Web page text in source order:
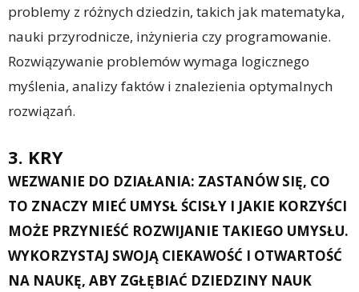
problemy z różnych dziedzin, takich jak matematyka,
nauki przyrodnicze, inżynieria czy programowanie.
Rozwiązywanie problemów wymaga logicznego
myślenia, analizy faktów i znalezienia optymalnych
rozwiązań.
3. KRY
WEZWANIE DO DZIAŁANIA: ZASTANÓW SIĘ, CO
TO ZNACZY MIEĆ UMYSŁ ŚCISŁY I JAKIE KORZYŚCI
MOŻE PRZYNIEŚĆ ROZWIJANIE TAKIEGO UMYSŁU.
WYKORZYSTAJ SWOJĄ CIEKAWOŚĆ I OTWARTOŚĆ
NA NAUKĘ, ABY ZGŁĘBIAĆ DZIEDZINY NAUK